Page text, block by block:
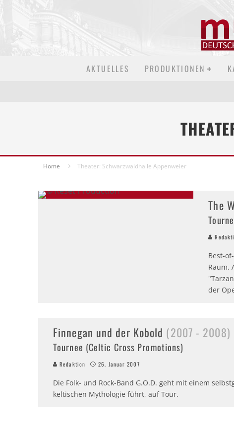
AKTUELLES PRODUKTIONEN
Home Theater: Schwarzwaldhalle Appenweier
The
Best-
Raum.
der
Finnegan und der Kobold (2007 - 2008)
Tournee (Celtic Cross Promotions)
Redaktion 26. Januar 2007
Die Folk- und Rock-Band G.O.D. geht mit einem
keltischen Mythologie führt, auf Tour.